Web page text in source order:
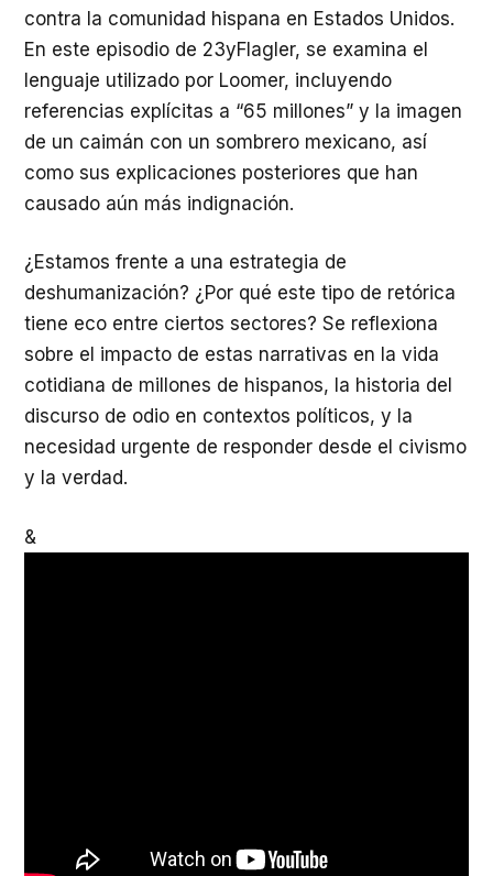
contra la comunidad hispana en Estados Unidos.
En este episodio de 23yFlagler, se examina el
lenguaje utilizado por Loomer, incluyendo
referencias explícitas a “65 millones” y la imagen
de un caimán con un sombrero mexicano, así
como sus explicaciones posteriores que han
causado aún más indignación.
¿Estamos frente a una estrategia de
deshumanización? ¿Por qué este tipo de retórica
tiene eco entre ciertos sectores? Se reflexiona
sobre el impacto de estas narrativas en la vida
cotidiana de millones de hispanos, la historia del
discurso de odio en contextos políticos, y la
necesidad urgente de responder desde el civismo
y la verdad.
&